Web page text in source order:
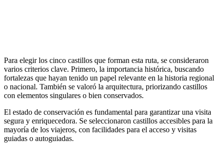
Para elegir los cinco castillos que forman esta ruta, se consideraron
varios criterios clave. Primero, la importancia histórica, buscando
fortalezas que hayan tenido un papel relevante en la historia regional
o nacional. También se valoró la arquitectura, priorizando castillos
con elementos singulares o bien conservados.
El estado de conservación es fundamental para garantizar una visita
segura y enriquecedora. Se seleccionaron castillos accesibles para la
mayoría de los viajeros, con facilidades para el acceso y visitas
guiadas o autoguiadas.